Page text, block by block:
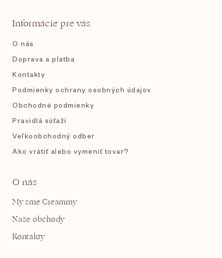
Informácie pre vás
O nás
Doprava a platba
Kontakty
Podmienky ochrany osobných údajov
Obchodné podmienky
Pravidlá súťaží
Veľkoobchodný odber
Ako vrátiť alebo vymeniť tovar?
O nás
My sme Creammy
Naše obchody
Kontakty